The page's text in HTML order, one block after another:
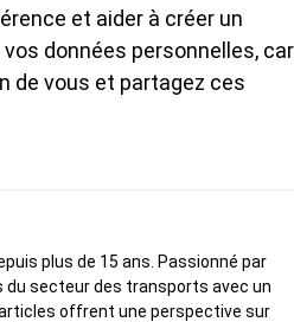
et aider à créer un
données personnelles, car
de vous et partagez ces
plus de 15 ans. Passionné par
du secteur des transports avec un
offrent une perspective sur